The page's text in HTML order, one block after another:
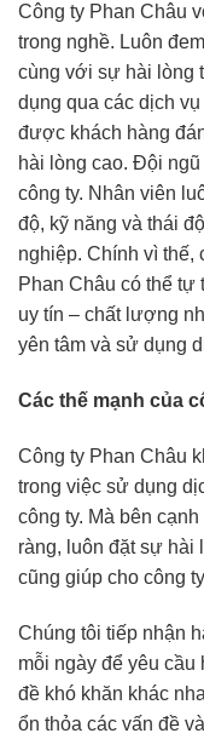
Công ty Phan Châu
trong nghề. Luôn
cùng với sự hài lòng
dụng qua các dịch
được khách hàng
hài lòng cao. Đội
công ty. Nhân viên
độ, kỹ năng và thái
nghiệp. Chính vì thế,
Phan Châu có thể tự
uy tín – chất lượng
yên tâm và sử dụng
Các thế mạnh của
Công ty Phan Châu
trong việc sử dụng
công ty. Mà bên
ràng, luôn đặt sự hài
cũng giúp cho công
Chúng tôi tiếp nhận
mỗi ngày để yêu
đề khó khăn khác
ổn thỏa các vấn đề